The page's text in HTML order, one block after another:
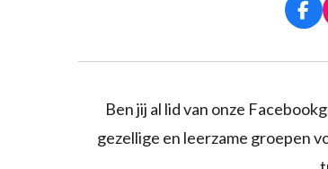
F
a
e
o
k
Ben jij al lid van onze
gezellige en leerzame groepen